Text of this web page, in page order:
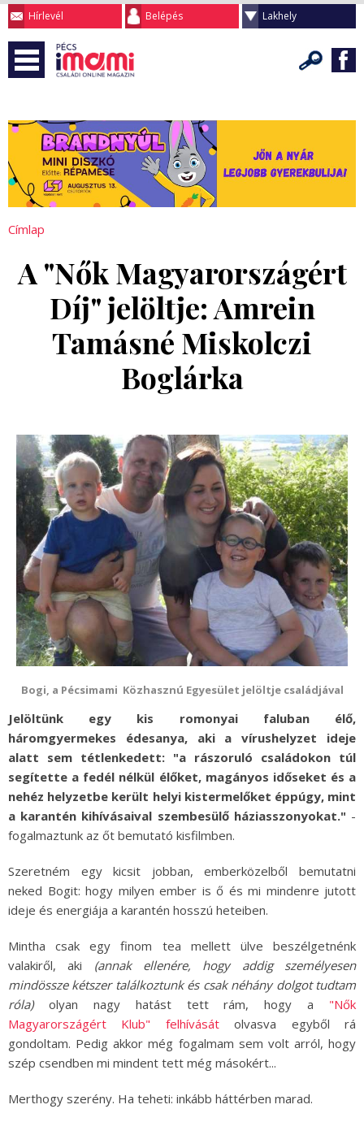
Hírlevél Belépés Lakhely
Címlap
A "Nők Magyarországért
Díj" jelöltje: Amrein
Tamásné Miskolczi
Boglárka
Bogi, a Pécsimami Közhasznú Egyesület jelöltje családjával
Jelöltünk egy kis romonyai faluban élő,
háromgyermekes édesanya, aki a vírushelyzet ideje
alatt sem tétlenkedett: "a rászoruló családokon túl
segítette a fedél nélkül élőket, magányos időseket és a
nehéz helyzetbe került helyi kistermelőket éppúgy, mint
a karantén kihívásaival szembesülő háziasszonyokat." -
fogalmaztunk az őt bemutató kisfilmben.
Szeretném egy kicsit jobban, emberközelből bemutatni
neked Bogit: hogy milyen ember is ő és mi mindenre jutott
ideje és energiája a karantén hosszú heteiben.
Mintha csak egy finom tea mellett ülve beszélgetnénk
valakiről, aki (annak ellenére, hogy addig személyesen
mindössze kétszer találkoztunk és csak néhány dolgot tudtam
róla) olyan nagy hatást tett rám, hogy a "Nők
Magyarországért Klub" felhívásátolvasva egyből rá
gondoltam. Pedig akkor még fogalmam sem volt arról, hogy
szép csendben mi mindent tett még másokért...
Merthogy szerény. Ha teheti: inkább háttérben marad.